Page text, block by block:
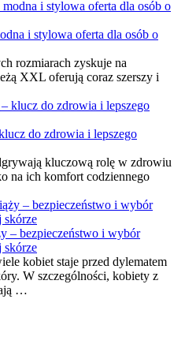
i stylowa oferta dla osób o
rozmiarach zyskuje na
XXL oferują coraz szerszy i
do zdrowia i lepszego
kluczową rolę w zdrowiu
na ich komfort codziennego
– bezpieczeństwo i wybór
kobiet staje przed dylematem
W szczególności, kobiety z
…